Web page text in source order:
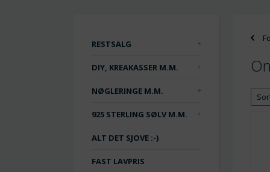
RESTSALG
DIY, KREAKASSER M.M.
NØGLERINGE M.M.
925 STERLING SØLV M.M.
ALT DET SJOVE :-)
FAST LAVPRIS